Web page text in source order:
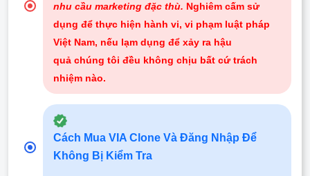
nhu cầu marketing đặc thù. Nghiêm cấm sử
dụng để thực hiện hành vi, vi phạm luật pháp
Việt Nam, nếu lạm dụng để xảy ra hậu
quả chúng tôi đều không chịu bất cứ trách
nhiệm nào.
Cách Mua VIA Clone Và Đăng Nhập Để
Không Bị Kiểm Tra